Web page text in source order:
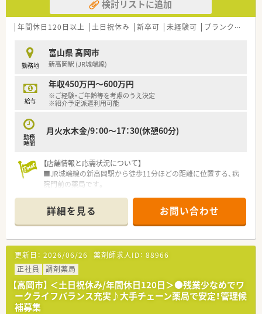
検討リストに追加
年間休日120日以上 土日祝休み 新卒可 未経験可 ブランク可
勤務地
富山県 高岡市
新高岡駅 (JR城端線)
給与
年収450万円～600万円
※ご経験・ご年齢等を考慮のうえ決定
※紹介予定派遣利用可能
勤務
時間
月火水木金/9：00～17：30(休憩60分)
【店舗情報と応需状況について】
■JR城端線の新高岡駅から徒歩11分ほどの距離に位置する、病
院門前の薬局です。
40枚から50枚応需しています。
■薬剤師は3名、事務員は2名の体制で業務にあたっており、落ち
着いた環境で勤務できます。
【法人特徴について】
■富山県を中心に合計59店舗を運営しており、北陸地方で最大
規模を誇る調剤専門薬局チェーンです。
■親会社が臨床検査事業を展開しており安定性が抜群で、腰を据
えて長く働くことが可能です。
詳細を見る お問い合わせ
更新日： 2026/06/26 薬剤師求人ID： 88966
正社員
調剤薬局
【高岡市】 ＜土日祝休み/年間休日120日＞●残業少なめでワ
ークライフバランス充実♪大手チェーン薬局で安定！管理候
補募集